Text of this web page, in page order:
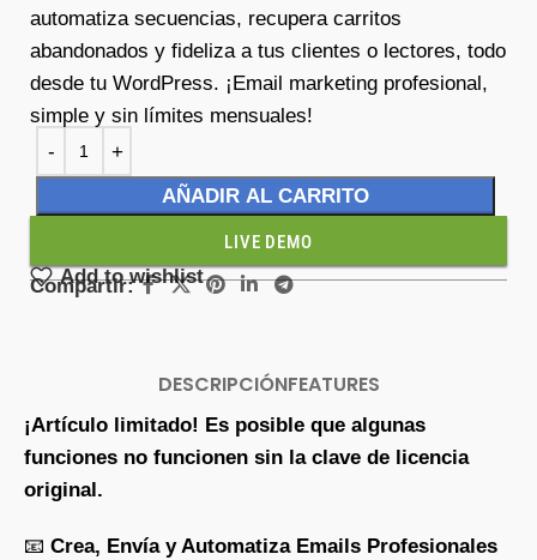
automatiza secuencias, recupera carritos
abandonados y fideliza a tus clientes o lectores, todo
desde tu WordPress. ¡Email marketing profesional,
simple y sin límites mensuales!
AÑADIR AL CARRITO
LIVE DEMO
Add to wishlist
Compartir:
DESCRIPCIÓNFEATURES
¡Artículo limitado! Es posible que algunas
funciones no funcionen sin la clave de licencia
original.
📧 Crea, Envía y Automatiza Emails Profesionales